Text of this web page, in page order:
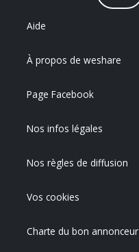
Aide
À propos de weshare
Page Facebook
Nos infos légales
Nos règles de diffusion
Vos cookies
Charte du bon annonceur